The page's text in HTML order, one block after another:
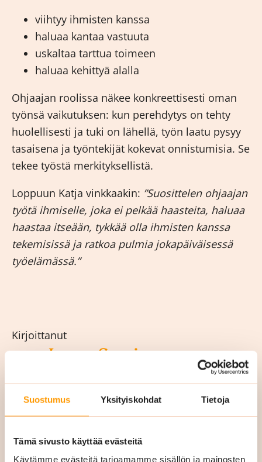
Suostumus Yksityiskohdat Tietoja
Tämä sivusto käyttää evästeitä
Käytämme evästeitä tarjoamamme sisällön ja mainosten
viihtyy ihmisten kanssa
haluaa kantaa vastuuta
uskaltaa tarttua toimeen
haluaa kehittyä alalla
Ohjaajan roolissa näkee konkreettisesti oman
työnsä vaikutuksen: kun perehdytys on tehty
huolellisesti ja tuki on lähellä, työn laatu pysyy
tasaisena ja työntekijät kokevat onnistumisia. Se
tekee työstä merkityksellistä.
Loppuun Katja vinkkaakin: ”Suosittelen ohjaajan
työtä ihmiselle, joka ei pelkää haasteita, haluaa
haastaa itseään, tykkää olla ihmisten kanssa
tekemisissä ja ratkoa pulmia jokapäiväisessä
työelämässä.”
Kirjoittanut
Laura Sorri
Siskon Siivouksen markkinointi- ja
viestintäpäällikkö
LinkedIn